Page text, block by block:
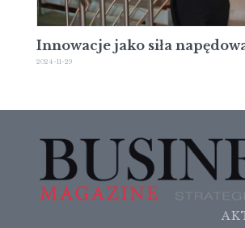
Innowacje jako siła
2024-11-29